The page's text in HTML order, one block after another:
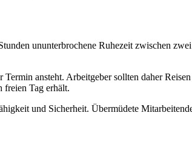
ununterbrochene Ruhezeit zwischen
ansteht. Arbeitgeber sollten daher Reisen
freien Tag erhält.
und Sicherheit. Übermüdete